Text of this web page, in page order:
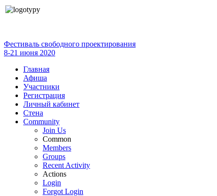
Фестиваль свободного проектирования
8-21 июня 2020
Главная
Афиша
Участники
Регистрация
Личный кабинет
Стена
Community
Join Us
Common
Members
Groups
Recent Activity
Actions
Login
Forgot Login